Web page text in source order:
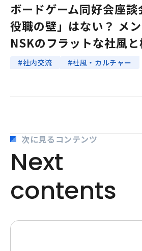
ボードゲーム同好会座談
役職の壁」はない？ メン
NSKのフラットな社風と
#社内交流 #社風・カルチャー
次に見るコンテンツ
Next
contents